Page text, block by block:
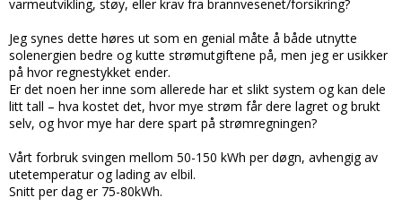
varmeutvikling, støy, eller krav fra brannvesenet/forsikring?
Jeg synes dette høres ut som en genial måte å både utnytte
solenergien bedre og kutte strømutgiftene på, men jeg er usikker
på hvor regnestykket ender.
Er det noen her inne som allerede har et slikt system og kan dele
litt tall – hva kostet det, hvor mye strøm får dere lagret og brukt
selv, og hvor mye har dere spart på strømregningen?
Vårt forbruk svingen mellom 50-150 kWh per døgn, avhengig av
utetemperatur og lading av elbil.
Snitt per dag er 75-80kWh.